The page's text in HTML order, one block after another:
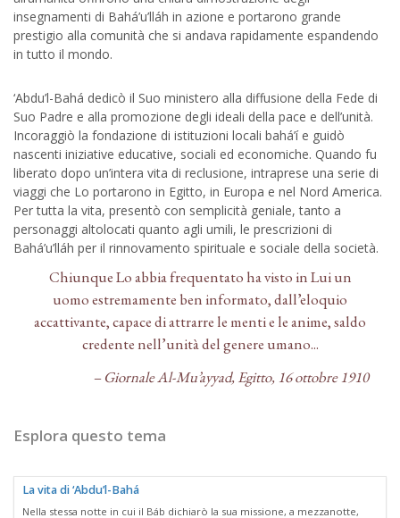
insegnamenti di Bahá’u’lláh in azione e portarono grande
prestigio alla comunità che si andava rapidamente espandendo
in tutto il mondo.
‘Abdu’l-Bahá dedicò il Suo ministero alla diffusione della Fede di
Suo Padre e alla promozione degli ideali della pace e dell’unità.
Incoraggiò la fondazione di istituzioni locali bahá’í e guidò
nascenti iniziative educative, sociali ed economiche. Quando fu
liberato dopo un’intera vita di reclusione, intraprese una serie di
viaggi che Lo portarono in Egitto, in Europa e nel Nord America.
Per tutta la vita, presentò con semplicità geniale, tanto a
personaggi altolocati quanto agli umili, le prescrizioni di
Bahá’u’lláh per il rinnovamento spirituale e sociale della società.
Chiunque Lo abbia frequentato ha visto in Lui un
uomo estremamente ben informato, dall’eloquio
accattivante, capace di attrarre le menti e le anime, saldo
credente nell’unità del genere umano...
– Giornale Al-Mu’ayyad, Egitto, 16 ottobre 1910
Esplora questo tema
La vita di ‘Abdu’l-Bahá
Nella stessa notte in cui il Báb dichiarò la sua missione, a mezzanotte,